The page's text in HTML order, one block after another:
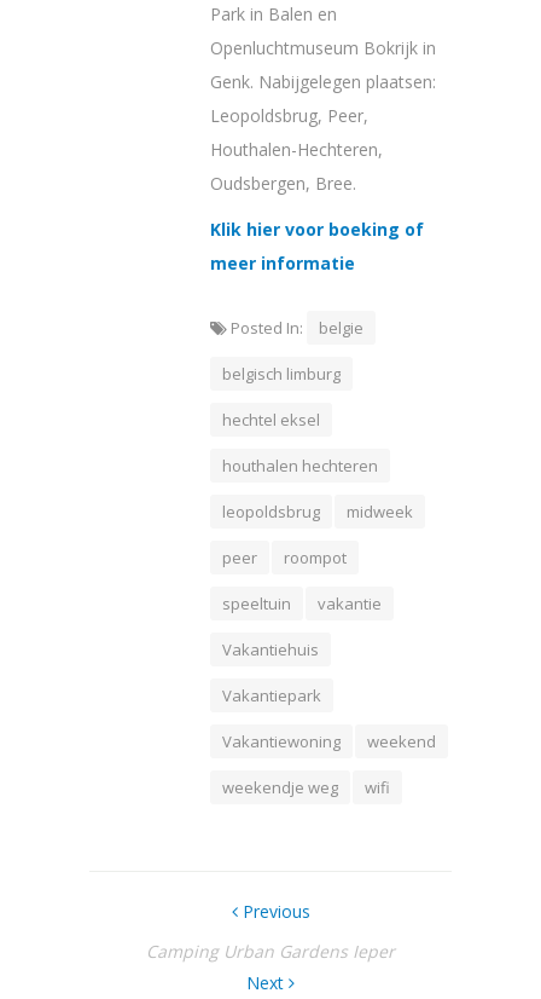
Park in Balen en
Openluchtmuseum Bokrijk in
Genk. Nabijgelegen plaatsen:
Leopoldsbrug, Peer,
Houthalen-Hechteren,
Oudsbergen, Bree.
Klik hier voor boeking of
meer informatie
Posted In: belgie
belgisch limburg
hechtel eksel
houthalen hechteren
leopoldsbrug midweek
peer roompot
speeltuin vakantie
Vakantiehuis
Vakantiepark
Vakantiewoning weekend
weekendje weg wifi
Previous
Camping Urban Gardens Ieper
Next